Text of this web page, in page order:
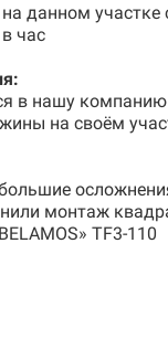
данном участке
час
в нашу
на своём
монтаж
TF3-110